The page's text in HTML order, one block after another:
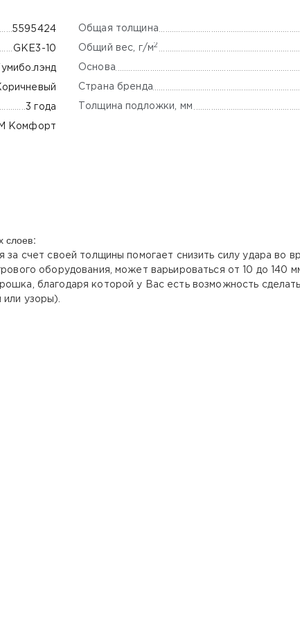
5595424
GKE3-10
3 года
Комфорт
Общая толщина
Общий вес, г/м 2
Основа
Страна бренда
Толщина подложки, мм
слоев:
счет своей толщины помогает снизить силу удара во
оборудования, может варьироваться от 10 до 140
благодаря которой у Вас есть возможность
или узоры).